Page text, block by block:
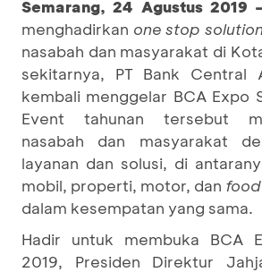
Semarang, 24 Agustus 2019
menghadirkan one stop
nasabah dan masyarakat di
sekitarnya, PT Bank Central
kembali menggelar BCA Expo
Event tahunan tersebut
nasabah dan masyarakat
layanan dan solusi, di
mobil, properti, motor, dan
dalam kesempatan yang sama.
Hadir untuk membuka BCA
2019, Presiden Direktur